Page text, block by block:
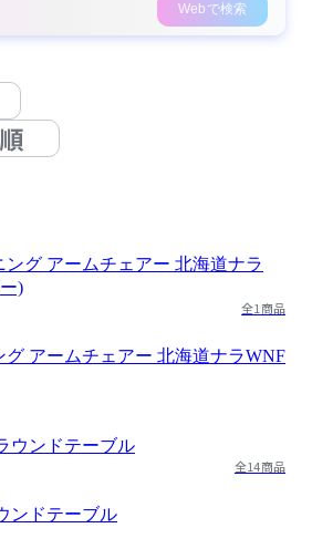
Webで検索
全1商品
グ アームチェアー 北海道ナラWNF
全14商品
ンドテーブル